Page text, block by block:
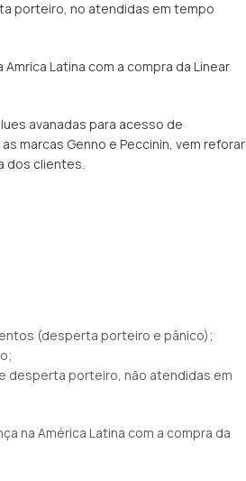
porteiro, no atendidas em tempo
Latina com a compra da Linear
avanadas para acesso de
marcas Genno e Peccinin, vem reforar
dos clientes.
(desperta porteiro e pânico);
desperta porteiro, não atendidas em
na América Latina com a compra da